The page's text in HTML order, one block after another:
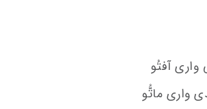
واری آفتُو
واری ماتُّو